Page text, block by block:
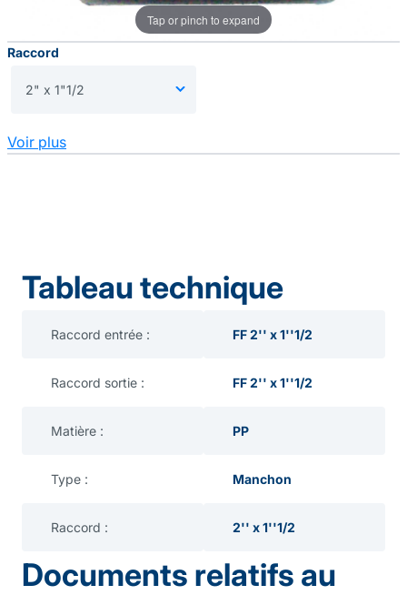
Tap or pinch to expand
Voir plus
Raccord
Tableau technique
Raccord entrée : FF 2'' x 1''1/2
Raccord sortie : FF 2'' x 1''1/2
Matière : PP
Type : Manchon
Raccord : 2'' x 1''1/2
Documents relatifs au